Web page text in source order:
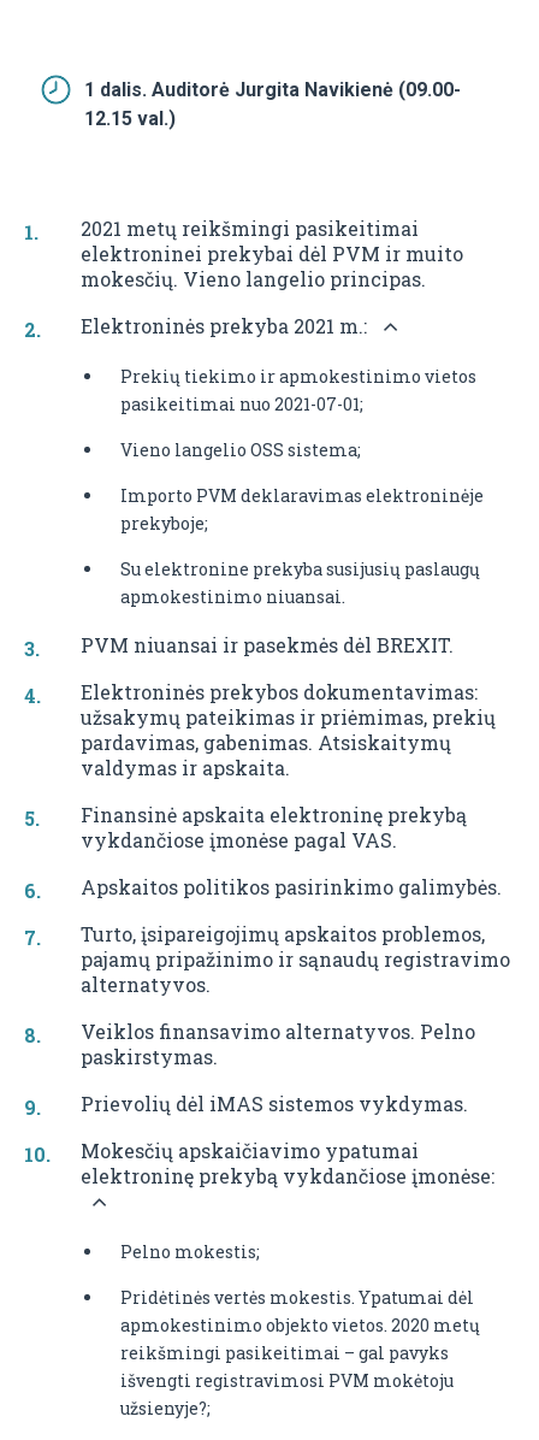
1 dalis. Auditorė Jurgita Navikienė (09.00-
12.15 val.)
2021 metų reikšmingi pasikeitimai
elektroninei prekybai dėl PVM ir muito
mokesčių. Vieno langelio principas.
Elektroninės prekyba 2021 m.:
Prekių tiekimo ir apmokestinimo vietos
pasikeitimai nuo 2021-07-01;
Vieno langelio OSS sistema;
Importo PVM deklaravimas elektroninėje
prekyboje;
Su elektronine prekyba susijusių paslaugų
apmokestinimo niuansai.
PVM niuansai ir pasekmės dėl BREXIT.
Elektroninės prekybos dokumentavimas:
užsakymų pateikimas ir priėmimas, prekių
pardavimas, gabenimas. Atsiskaitymų
valdymas ir apskaita.
Finansinė apskaita elektroninę prekybą
vykdančiose įmonėse pagal VAS.
Apskaitos politikos pasirinkimo galimybės.
Turto, įsipareigojimų apskaitos problemos,
pajamų pripažinimo ir sąnaudų registravimo
alternatyvos.
Veiklos finansavimo alternatyvos. Pelno
paskirstymas.
Prievolių dėl iMAS sistemos vykdymas.
Mokesčių apskaičiavimo ypatumai
elektroninę prekybą vykdančiose įmonėse:
Pelno mokestis;
Pridėtinės vertės mokestis. Ypatumai dėl
apmokestinimo objekto vietos. 2020 metų
reikšmingi pasikeitimai – gal pavyks
išvengti registravimosi PVM mokėtoju
užsienyje?;